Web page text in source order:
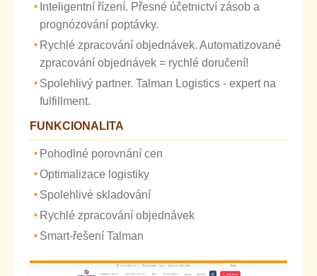
Inteligentní řízení. Přesné účetnictví zásob a
prognózování poptávky.
Rychlé zpracování objednávek. Automatizované
zpracování objednávek = rychlé doručení!
Spolehlivý partner. Talman Logistics - expert na
fulfillment.
FUNKCIONALITA
Pohodlné porovnání cen
Optimalizace logistiky
Spolehlivé skladování
Rychlé zpracování objednávek
Smart-řešení Talman